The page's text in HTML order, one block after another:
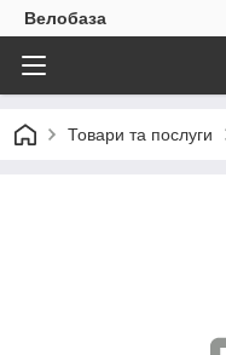
Велобаза
Товари та послуги